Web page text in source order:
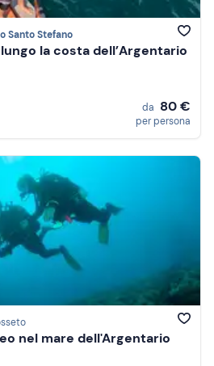
Santo Stefano
la costa dell’Argentario
da 80 €
per persona
nel mare dell'Argentario